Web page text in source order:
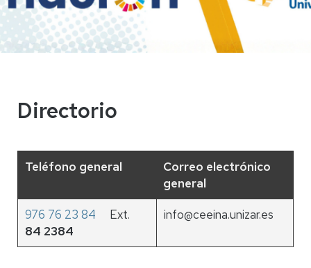
Directorio
Teléfono general
Correo electrónico
general
976 76 23 84 Ext.
84 2384
info@ceeina.unizar.es